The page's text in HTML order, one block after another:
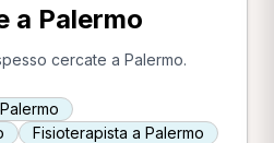
a Palermo
cercate a Palermo.
Fisioterapista a Palermo